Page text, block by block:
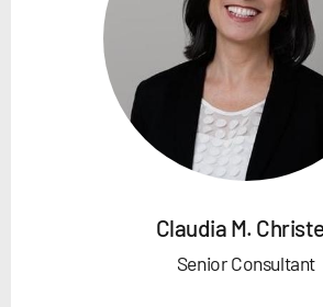
Claudia M.
Senior Consultant